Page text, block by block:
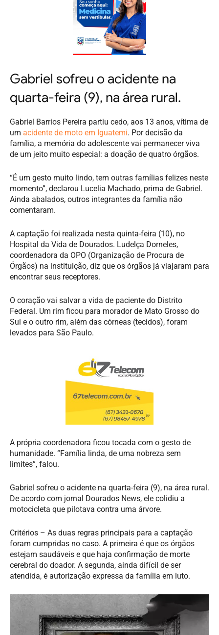
Gabriel sofreu o acidente na
quarta-feira (9), na área rural.
Gabriel Barrios Pereira partiu cedo, aos 13 anos, vítima de
um acidente de moto em Iguatemi. Por decisão da
família, a memória do adolescente vai permanecer viva
de um jeito muito especial: a doação de quatro órgãos.
“É um gesto muito lindo, tem outras famílias felizes neste
momento”, declarou Lucelia Machado, prima de Gabriel.
Ainda abalados, outros integrantes da família não
comentaram.
A captação foi realizada nesta quinta-feira (10), no
Hospital da Vida de Dourados. Ludelça Dorneles,
coordenadora da OPO (Organização de Procura de
Órgãos) na instituição, diz que os órgãos já viajaram para
encontrar seus receptores.
O coração vai salvar a vida de paciente do Distrito
Federal. Um rim ficou para morador de Mato Grosso do
Sul e o outro rim, além das córneas (tecidos), foram
levados para São Paulo.
A própria coordenadora ficou tocada com o gesto de
humanidade. “Família linda, de uma nobreza sem
limites”, falou.
Gabriel sofreu o acidente na quarta-feira (9), na área rural.
De acordo com jornal Dourados News, ele colidiu a
motocicleta que pilotava contra uma árvore.
Critérios – As duas regras principais para a captação
foram cumpridas no caso. A primeira é que os órgãos
estejam saudáveis e que haja confirmação de morte
cerebral do doador. A segunda, ainda difícil de ser
atendida, é autorização expressa da família em luto.